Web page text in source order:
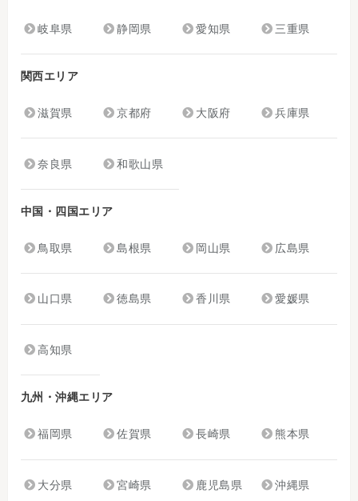
岐阜県 静岡県 愛知県 三重県
関西エリア
滋賀県 京都府 大阪府 兵庫県
奈良県 和歌山県
中国・四国エリア
鳥取県 島根県 岡山県 広島県
山口県 徳島県 香川県 愛媛県
高知県
九州・沖縄エリア
福岡県 佐賀県 長崎県 熊本県
大分県 宮崎県 鹿児島県 沖縄県